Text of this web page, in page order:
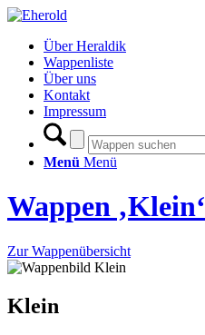
Über Heraldik
Wappenliste
Über uns
Kontakt
Impressum
Menü Menü
Wappen ‚Klein‘
Zur Wappenübersicht
Klein